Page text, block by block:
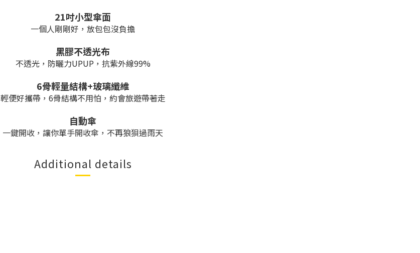
21吋小型傘面
一個人剛剛好，放包包沒負擔
黑膠不透光布
不透光，防曬力UPUP，抗紫外線99%
6骨輕量結構+玻璃纖維
輕便好攜帶，6骨結構不用怕，約會旅遊帶著走
自動傘
一鍵開收，讓你單手開收傘，不再狼狽過雨天
Additional details